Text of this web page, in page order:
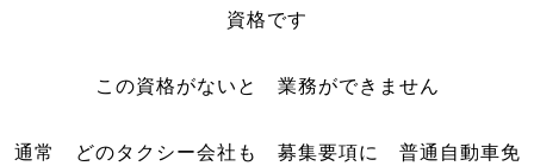
資格です
この資格がないと 業務ができません
通常 どのタクシー会社も 募集要項に 普通自動車免